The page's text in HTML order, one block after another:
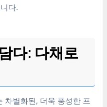
다.
다: 다채로
차별화된, 더욱 풍성한 프